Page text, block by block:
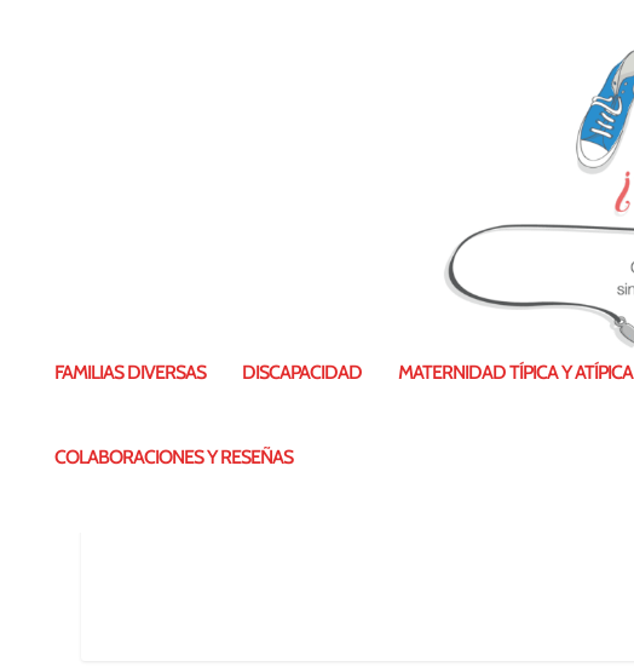
FAMILIAS DIVERSAS DISCAPACIDAD MATERNIDAD TÍPICA Y ATÍPICA
COLABORACIONES Y RESEÑAS